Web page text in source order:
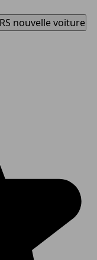
nouvelle voiture